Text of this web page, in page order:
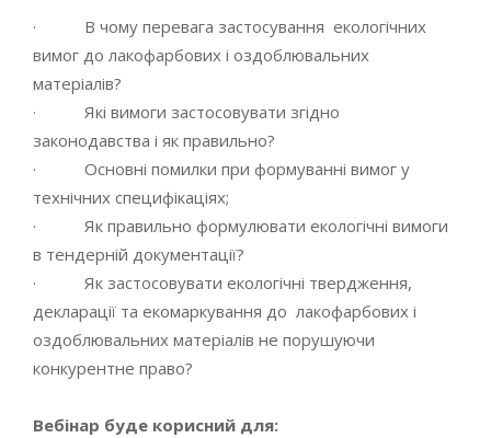
· В чому перевага застосування екологічних
вимог до лакофарбових і оздоблювальних
матеріалів?
· Які вимоги застосовувати згідно
законодавства і як правильно?
· Основні помилки при формуванні вимог у
технічних специфікаціях;
· Як правильно формулювати екологічні вимоги
в тендерній документації?
· Як застосовувати екологічні твердження,
декларації та екомаркування до лакофарбових і
оздоблювальних матеріалів не порушуючи
конкурентне право?
Вебінар буде корисний для: